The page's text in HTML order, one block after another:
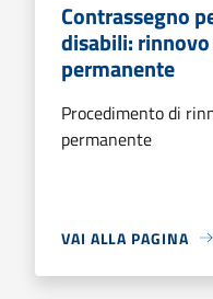
Contrassegno
disabili:
permanente
Procedimento di
permanente
VAI ALLA PAGINA